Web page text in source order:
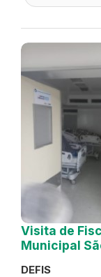
Visita de
Municipal
DEFIS